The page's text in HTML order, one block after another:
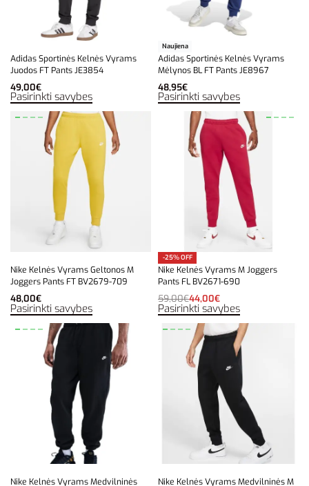
Adidas Sportinės Kelnės Vyrams
Juodos FT Pants JE3854
49,00€
Pasirinkti savybes
Naujiena
Adidas Sportinės Kelnės Vyrams
Mėlynos BL FT Pants JE8967
48,95€
Pasirinkti savybes
Nike Kelnės Vyrams Geltonos M
Joggers Pants FT BV2679-709
48,00€
Pasirinkti savybes
-25% OFF
Nike Kelnės Vyrams M Joggers
Pants FL BV2671-690
59,00€44,00€
Pasirinkti savybes
Nike Kelnės Vyrams Medvilninės
Nike Kelnės Vyrams Medvilninės M